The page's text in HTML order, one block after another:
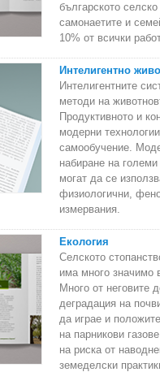
българското
самонаетите и
10% от всички
Интелигентно
Интелигентните
методи на
Продуктивното и
модерни
самообучение.
набиране на
могат да се
физиологични,
измервания.
Екология
Селското
има много значимо
Много от неговите
деградация на
да играе и
на парникови
на риска от
земеделски